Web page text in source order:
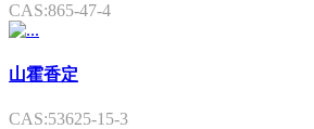
CAS:865-47-4
山霍香定
CAS:53625-15-3